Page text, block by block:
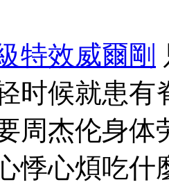
特效威爾剛
时候就患
周杰伦身体
悸心煩吃什